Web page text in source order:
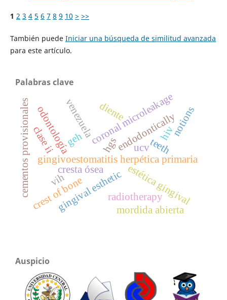
1 2 3 4 5 6 7 8 9 10 > >>
También puede Iniciar una búsqueda de similitud avanzada
para este artículo.
Palabras clave
gingivoestomatitis herpética primaria
geh hgs
cementos provisionales coronal microleakage
endodontically
odontologíavenezuela
ucv
estética gingival
diente
cresta ósea
gingival esthetic
teeth
crest of bone radiotherapy
vih
hivnotions
clase ii
mordida abierta
Auspicio